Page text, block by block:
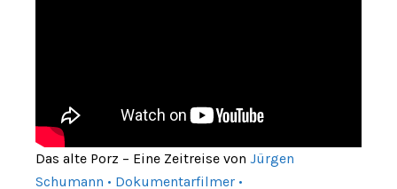
Das alte Porz – Eine Zeitreise von Jürgen
Schumann • Dokumentarfilmer •